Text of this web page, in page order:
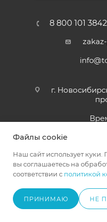
ПОД
8 800 101 3842
г.
© 2023-2024 ООО
5404315975,
Официальный
Файлы cookie
Наш сайт использует
вы соглашаетесь на
соответствии с политикой
ПРИНИМАЮ НЕ